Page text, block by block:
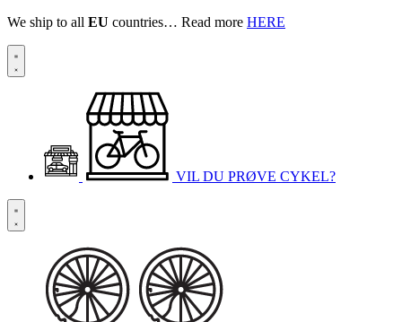
We ship to all EU countries… Read more HERE
VIL DU PRØVE CYKEL?